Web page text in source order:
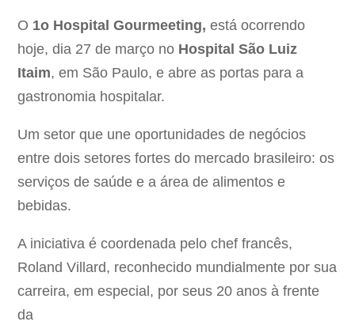
O 1o Hospital Gourmeeting, está ocorrendo
hoje, dia 27 de março no Hospital São Luiz
Itaim, em São Paulo, e abre as portas para a
gastronomia hospitalar.
Um setor que une oportunidades de negócios
entre dois setores fortes do mercado brasileiro: os
serviços de saúde e a área de alimentos e
bebidas.
A iniciativa é coordenada pelo chef francês,
Roland Villard, reconhecido mundialmente por sua
carreira, em especial, por seus 20 anos à frente
da